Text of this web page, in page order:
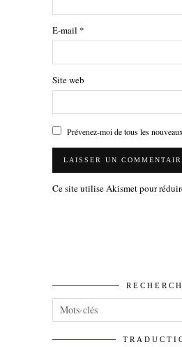
E-mail *
Site web
Prévenez-moi de tous les
Ce site utilise Akismet pour